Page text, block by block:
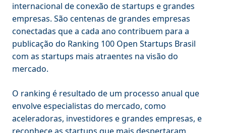
internacional de conexão de startups e grandes
empresas. São centenas de grandes empresas
conectadas que a cada ano contribuem para a
publicação do Ranking 100 Open Startups Brasil
com as startups mais atraentes na visão do
mercado.
O ranking é resultado de um processo anual que
envolve especialistas do mercado, como
aceleradoras, investidores e grandes empresas, e